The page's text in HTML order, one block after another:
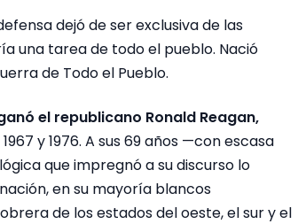
dejó de ser exclusiva de las
una tarea de todo el pueblo. Nació
de Todo el Pueblo.
el republicano Ronald Reagan,
y 1976. A sus 69 años —con escasa
que impregnó a su discurso lo
en su mayoría blancos
de los estados del oeste, el sur y el